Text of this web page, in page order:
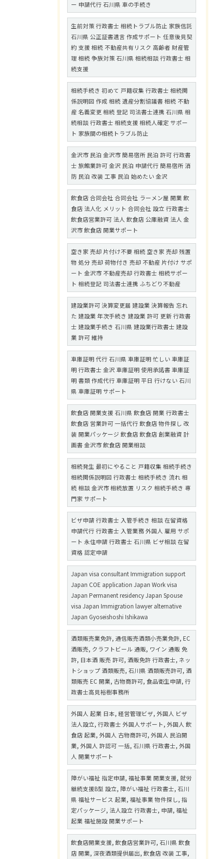
ー 申請代行 石川県 車の手続き
生前対策 行政書士 相続トラブル防止 家族信託
石川県 公正証書遺言 作成サポート 任意後見契
約 支援 相続 不動産共有リスク 高齢者 財産管
理 相続 争族対策 石川県 相続相談 行政書士 相
続支援
相続手続き 初めて 戸籍収集 行政書士 相続関
係説明図 作成 相続 遺産分割協議書 相続 不動
産 名義変更 相続 登記 司法書士連携 石川県 相
続相談 行政書士 相続支援 相続人確定 サポー
ト 家族間の相続トラブル防止
金沢市 民泊 金沢市 簡易宿所 民泊 許可 行政書
士 旅館業許可 金沢 民泊 申請代行 簡易宿所 消
防 民泊 改装 工事 民泊 始めたい 金沢
飲食店 合同会社 合同会社 ラーメン屋 開業 飲
食店 法人化 メリット 合同会社 設立 行政書士
飲食店営業許可 法人 飲食店 公庫融資 法人 金
沢市 飲食店 開業サポート
空き家 売却 片付け不要 相続 空き家 売却 残置
物 処分 売却 荷物付き 売却 不動産 片付け サポ
ート 金沢市 不動産売却 行政書士 相続サポー
ト 相続登記 司法書士連携 ふちどり不動産
建設業許可 決算変更届 建設業 決算報告 忘れ
た 建設業 年次手続き 建設業 許可 更新 行政書
士 建設業手続き 石川県 建設業行政書士 建設
業 許可 維持
車庫証明 代行 石川県 車庫証明 忙しい 車庫証
明 行政書士 金沢 車庫証明 使用承諾書 車庫証
明 書類 作成代行 車庫証明 平日 行けない 石川
県 車庫証明 サポート
飲食店 開業支援 石川県 飲食店 開業 行政書士
飲食店 営業許可 一括代行 飲食店 物件探し 改
装 開業パッケージ 飲食店 飲食店 創業融資 計
画書 金沢市 飲食店 開業相談
相続発生 最初にやること 戸籍収集 相続手続き
相続関係説明図 行政書士 相続手続き 流れ 相
続 相談 金沢市 相続放置 リスク 相続手続き 専
門家 サポート
ビザ申請 行政書士 入管手続き 相談 在留資格
申請代行 行政書士 入管業務 外国人 雇用 サポ
ート 永住申請 行政書士 石川県 ビザ相談 在留
資格 認定申請
Japan visa consultant Immigration support
Japan COE application Japan Work visa
Japan Permanent residency Japan Spouse
visa Japan Immigration lawyer alternative
Japan Gyoseishoshi Ishikawa
酒類販売業免許, 通信販売酒類小売業免許, EC
酒販売, クラフトビール 通販, ワイン 通販 免
許, 日本酒 販売 許可, 酒販免許 行政書士, ネッ
トショップ 酒類販売, 石川県 酒類販売許可, 酒
類販売 EC 開業, 古物商許可, 食品衛生申請, 行
政書士高見裕樹事務所
外国人 起業 日本, 経営管理ビザ, 外国人 ビザ
法人設立, 行政書士 外国人サポート, 外国人 飲
食店 起業, 外国人 古物商許可, 外国人 民泊開
業, 外国人 許認可 一括, 石川県 行政書士, 外国
人 開業サポート
障がい福祉 指定申請, 福祉事業 開業支援, 就労
継続支援B型 設立, 障がい福祉 行政書士, 石川
県 福祉サービス 起業, 福祉事業 物件探し, 指
定パッケージ, 法人設立 行政書士, 申請, 福祉
起業 福祉施設 開業サポート
飲食店開業支援, 飲食店営業許可, 石川県 飲食
店 開業, 深夜酒類提供届出, 飲食店 改装 工事,